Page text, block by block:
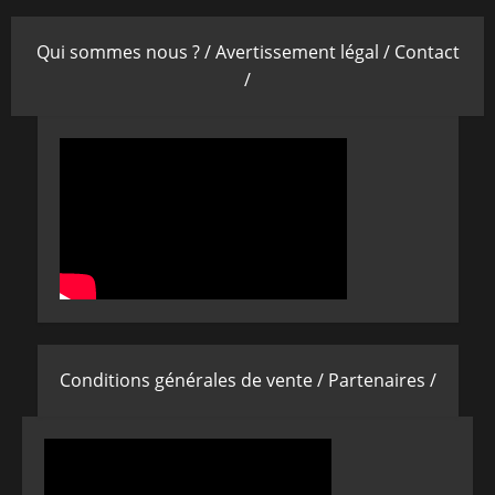
Qui sommes nous ? /Avertissement légal / Contact
/
Conditions générales de vente / Partenaires /